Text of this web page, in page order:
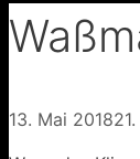
13. Mai 2018